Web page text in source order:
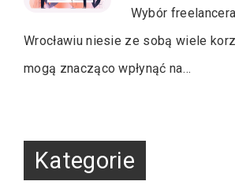
Wybór
Wrocławiu niesie ze sobą wiele
mogą znacząco wpłynąć na…
Kategorie